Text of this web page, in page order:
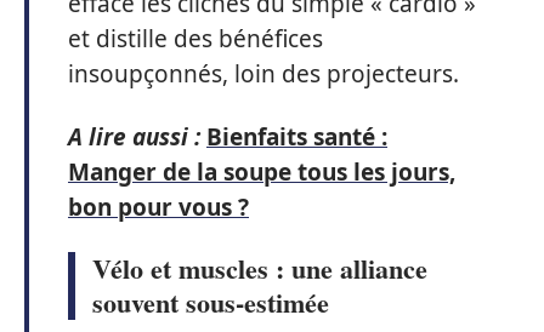
et distille des bénéfices
insoupçonnés, loin des projecteurs.
A lire aussi : Bienfaits santé :
Manger de la soupe tous les jours,
bon pour vous ?
Vélo et muscles : une alliance
souvent sous-estimée